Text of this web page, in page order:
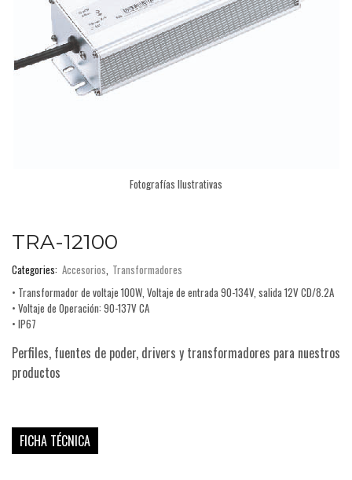
Fotografías Ilustrativas
TRA-12100
Categories: Accesorios Transformadores
• Transformador de voltaje 100W, Voltaje de entrada 90-134V, salida 12V CD/8.2A
• Voltaje de Operación: 90-137V CA
• IP67
Perfiles, fuentes de poder, drivers y transformadores para nuestros
productos
FICHA TÉCNICA